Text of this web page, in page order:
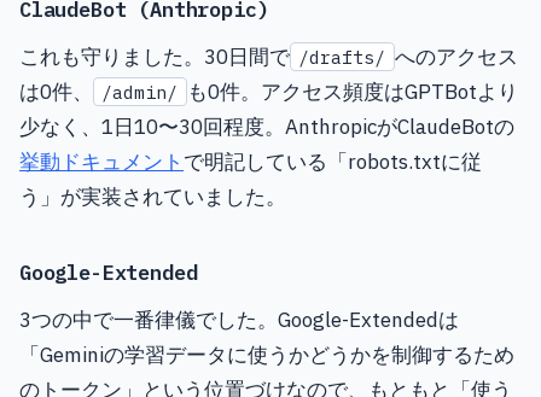
ClaudeBot (Anthropic)
これも守りました。30日間で /drafts/ へのアクセス
は0件、
/admin/
も0件。アクセス頻度はGPTBotより
少なく、1日10〜30回程度。AnthropicがClaudeBotの
挙動ドキュメント で明記している「robots.txtに従
う」が実装されていました。
Google-Extended
3つの中で一番律儀でした。Google-Extendedは
「Geminiの学習データに使うかどうかを制御するため
のトークン」という位置づけなので、もともと「使う